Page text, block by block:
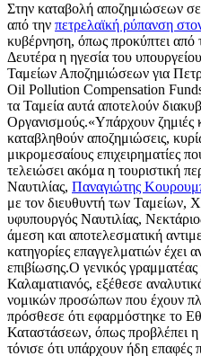
Στην καταβολή αποζημιώσεων
από την πετρελαϊκή ρύπανση
κυβέρνηση, όπως προκύπτει από
Δευτέρα η ηγεσία του
Ταμείων Αποζημιώσεων για
Oil Pollution Compensation
τα Ταμεία αυτά αποτελούν
Οργανισμούς.«Υπάρχουν ζημιές
καταβληθούν αποζημιώσεις,
μικρομεσαίους επιχειρηματίες
τελειώσει ακόμα η τουριστική
Ναυτιλίας, Παναγιώτης
με τον διευθυντή των Ταμείων,
υφυπουργός Ναυτιλίας,
άμεση και αποτελεσματική
κατηγορίες επαγγελματιών έχει
επιβίωσης.Ο γενικός
Καλαματιανός, εξέθεσε
νομικών προσώπων που έχουν
πρόσθεσε ότι εφαρμόστηκε το
Καταστάσεων, όπως προβλέπει
τόνισε ότι υπάρχουν ήδη